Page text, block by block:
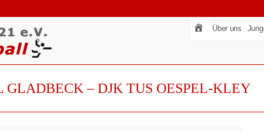
Über uns
– DJK TUS OESPEL-KLEY